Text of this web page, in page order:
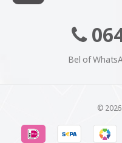
Bel of
© 2026